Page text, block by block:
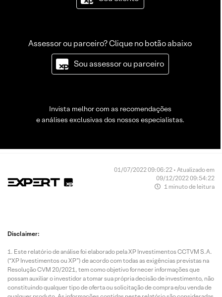
Assessor ou parceiro? Clique no botão abaixo
Sou assessor ou parceiro
Invista melhor com as recomendações
e análises exclusivas dos nossos especialistas.
01/07/2022 09:06:22 • Atualizado em
09/12/2022 09:54:22
1 minuto de leitura
Disclaimer:
Este relatório de análise foi elaborado pela XP Investimentos CCTVM S.A.
(“XP Investimentos ou XP”) de acordo com todas as exigências previstas na
Resolução CVM 20/2021, tem como objetivo fornecer informações que
possam auxiliar o investidor a tomar sua própria decisão de investimento, não
constituindo qualquer tipo de oferta ou solicitação de compra e/ou venda de